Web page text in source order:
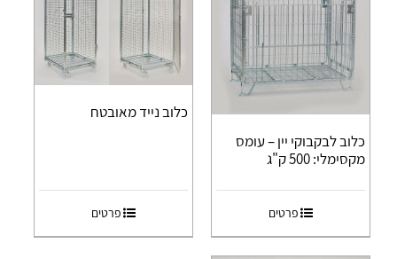
כלוב לבקבוקי יין – עומס
מקסימלי: 500 ק"ג
פרטים
כלוב נייד מאובטח
פרטים